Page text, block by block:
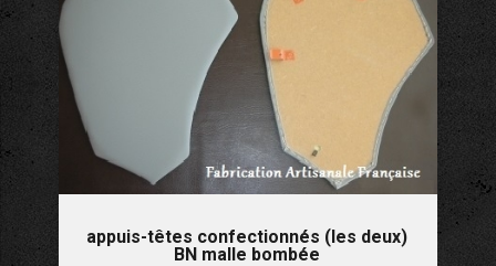
appuis-têtes confectionnés (les deux)
BN malle bombée